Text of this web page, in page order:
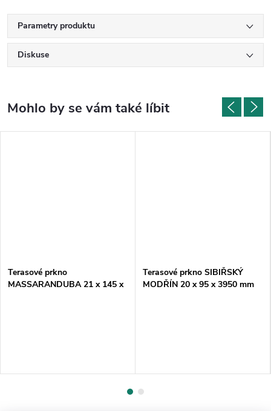
Parametry produktu
Diskuse
Terasové prkno
MASSARANDUBA 21 x 145 x
Terasové prkno SIBIŘSKÝ
MODŘÍN 20 x 95 x 3950 mm